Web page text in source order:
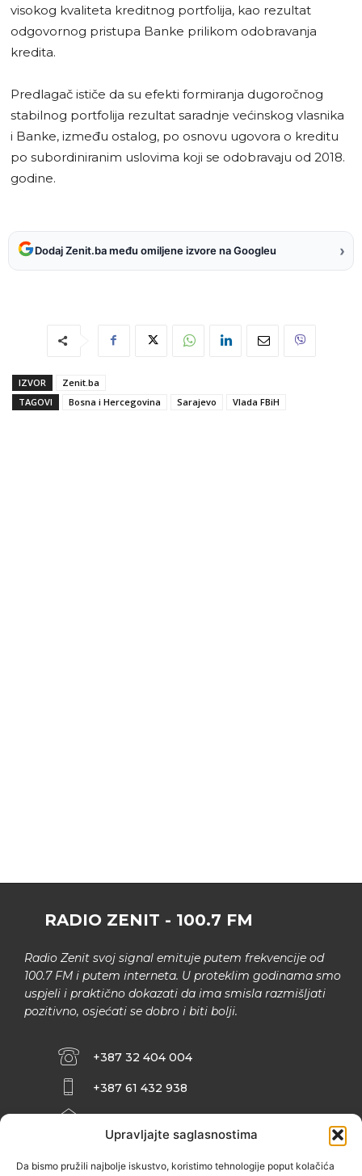
Upravljajte saglasnostima
Da bismo pružili najbolje iskustvo, koristimo tehnologije poput kolačića
visokog kvaliteta kreditnog portfolija, kao rezultat
odgovornog pristupa Banke prilikom odobravanja
kredita.
Predlagač ističe da su efekti formiranja dugoročnog
stabilnog portfolija rezultat saradnje većinskog vlasnika
i Banke, između ostalog, po osnovu ugovora o kreditu
po subordiniranim uslovima koji se odobravaju od 2018.
godine.
Dodaj Zenit.ba među omiljene izvore na Googleu ›
IZVOR
Zenit.ba
TAGOVI
Bosna i Hercegovina Sarajevo Vlada FBiH
RADIO ZENIT - 100.7 FM
Radio Zenit svoj signal emituje putem frekvencije od
100.7 FM i putem interneta. U proteklim godinama smo
uspjeli i praktično dokazati da ima smisla razmišljati
pozitivno, osjećati se dobro i biti bolji.
+387 32 404 004
+387 61 432 938
INFO@ZENIT.BA
ZENIČANKA, 3. SPRAT), 72000 ZENICA